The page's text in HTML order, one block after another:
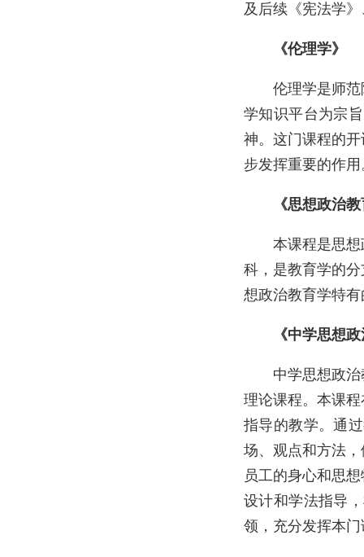
及后续《宪法学
《伦理学》
伦理学是师
学知识平台为宗
神。这门课程的
步发挥重要的作用
《思想政治
本课程是思
科，是教育学的
想政治教育学特
《中学思想
中学思想政
理论课程。本课
指导的教学。通
场、观点和方法
员工的身心和思
设计和学法指导
领，充分发挥本